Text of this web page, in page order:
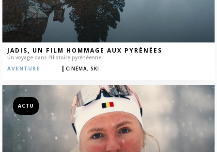
JADIS, UN FILM HOMMAGE AUX PYRÉNÉES
Un voyage dans l'Histoire pyrénéenne
AVENTURE
| CINÉMA, SKI
ACTU